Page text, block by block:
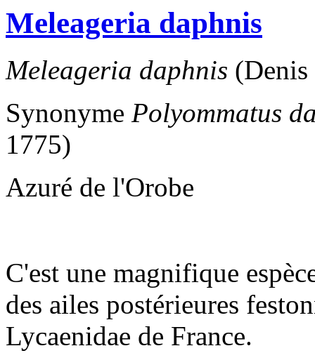
Meleageria daphnis
Meleageria daphnis
Synonyme Polyommatus
1775)
Azuré de l'Orobe
C'est une magnifique
des ailes postérieures
Lycaenidae de France.